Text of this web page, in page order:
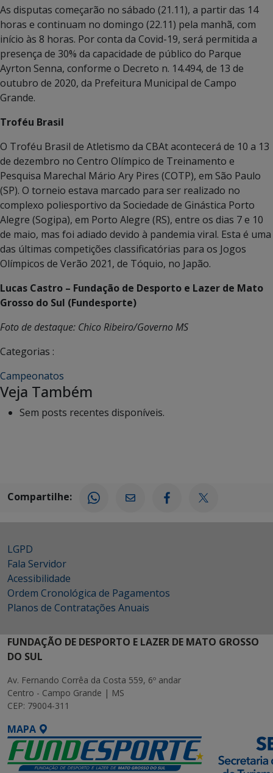
As disputas começarão no sábado (21.11), a partir das 14
horas e continuam no domingo (22.11) pela manhã, com
início às 8 horas. Por conta da Covid-19, será permitida a
presença de 30% da capacidade de público do Parque
Ayrton Senna, conforme o Decreto n. 14.494, de 13 de
outubro de 2020, da Prefeitura Municipal de Campo
Grande.
Troféu Brasil
O Troféu Brasil de Atletismo da CBAt acontecerá de 10 a 13
de dezembro no Centro Olímpico de Treinamento e
Pesquisa Marechal Mário Ary Pires (COTP), em São Paulo
(SP). O torneio estava marcado para ser realizado no
complexo poliesportivo da Sociedade de Ginástica Porto
Alegre (Sogipa), em Porto Alegre (RS), entre os dias 7 e 10
de maio, mas foi adiado devido à pandemia viral. Esta é uma
das últimas competições classificatórias para os Jogos
Olímpicos de Verão 2021, de Tóquio, no Japão.
Lucas Castro – Fundação de Desporto e Lazer de Mato
Grosso do Sul (Fundesporte)
Foto de destaque: Chico Ribeiro/Governo MS
Categorias :
Campeonatos
Veja Também
Sem posts recentes disponíveis.
Compartilhe:
LGPD
Fala Servidor
Acessibilidade
Ordem Cronológica de Pagamentos
Planos de Contratações Anuais
FUNDAÇÃO DE DESPORTO E LAZER DE MATO GROSSO
DO SUL
Av. Fernando Corrêa da Costa 559, 6º andar
Centro - Campo Grande | MS
CEP: 79004-311
MAPA